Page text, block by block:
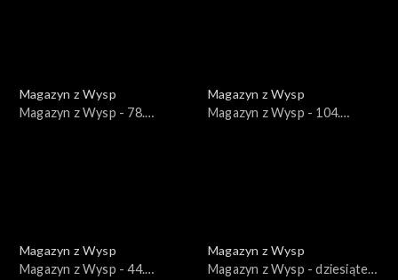
Magazyn z Wysp
Magazyn z Wysp - 78.
Magazyn z Wysp
Magazyn z Wysp - 104.
Magazyn z Wysp
Magazyn z Wysp - 44.
Magazyn z Wysp
Magazyn z Wysp - dziesiąte